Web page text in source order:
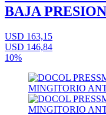
BAJA
USD 163,15
USD 146,84
10%